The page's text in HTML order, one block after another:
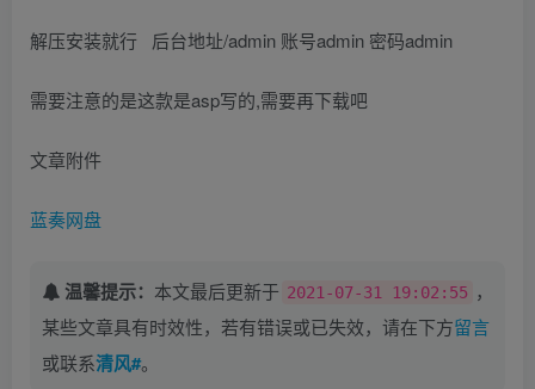
解压安装就行 后台地址/admin 账号admin 密码admin
需要注意的是这款是asp写的,需要再下载吧
文章附件
蓝奏网盘
温馨提示： 本文最后更新于 2021-07-31 19:02:55
，
某些文章具有时效性，若有错误或已失效，请在下方留言
或联系清风#。